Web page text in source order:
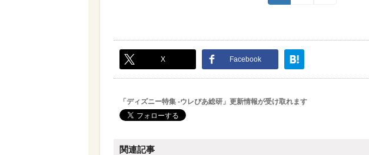
X Facebook
「ディズニー特集 -ウレぴあ総研」更新情報が受け取れます
関連記事